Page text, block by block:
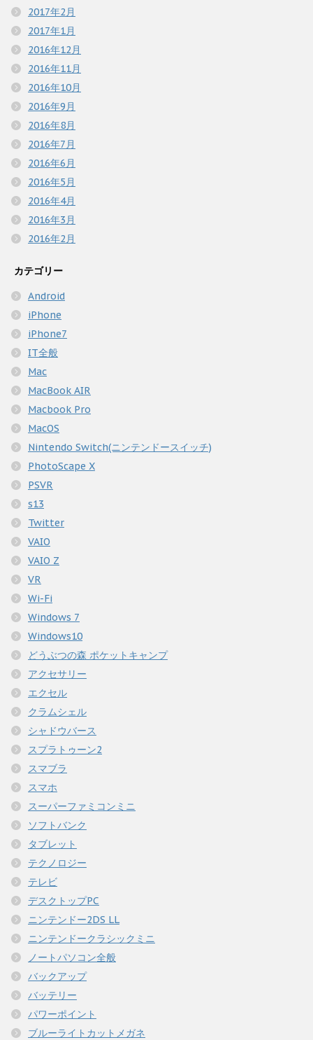
2017年2月
2017年1月
2016年12月
2016年11月
2016年10月
2016年9月
2016年8月
2016年7月
2016年6月
2016年5月
2016年4月
2016年3月
2016年2月
カテゴリー
Android
iPhone
iPhone7
IT全般
Mac
MacBook AIR
Macbook Pro
MacOS
Nintendo Switch(ニンテンドースイッチ)
PhotoScape X
PSVR
s13
Twitter
VAIO
VAIO Z
VR
Wi-Fi
Windows 7
Windows10
どうぶつの森 ポケットキャンプ
アクセサリー
エクセル
クラムシェル
シャドウバース
スプラトゥーン2
スマブラ
スマホ
スーパーファミコンミニ
ソフトバンク
タブレット
テクノロジー
テレビ
デスクトップPC
ニンテンドー2DS LL
ニンテンドークラシックミニ
ノートパソコン全般
バックアップ
バッテリー
パワーポイント
ブルーライトカットメガネ